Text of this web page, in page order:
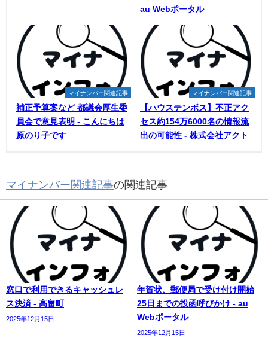
au Webポータル
マイナンバー関連記事
補正予算案など 都議会厚生委
員会で意見表明 - こんにちは
原のり子です
マイナンバー関連記事
【ハウステンボス】不正アク
セス約154万6000名の情報流
出の可能性 - 株式会社アクト
マイナンバー関連記事の関連記事
窓口で利用できるキャッシュレ
ス決済 - 高畠町
2025年12月15日
年賀状、郵便局で受け付け開始
25日までの投函呼びかけ - au
Webポータル
2025年12月15日